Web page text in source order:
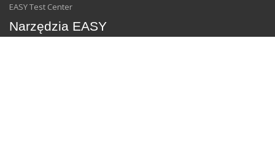
EASY Test Center
Narzędzia EASY